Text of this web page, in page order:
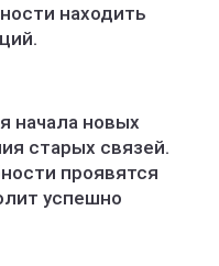
находить
начала новых
старых связей.
проявятся
успешно